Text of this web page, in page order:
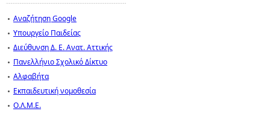
Αναζήτηση Google
Υπουργείο Παιδείας
Διεύθυνση Δ. Ε. Ανατ. Αττικής
Πανελλήνιο Σχολικό Δίκτυο
Αλφαβήτα
Εκπαιδευτική νομοθεσία
Ο.Λ.Μ.Ε.